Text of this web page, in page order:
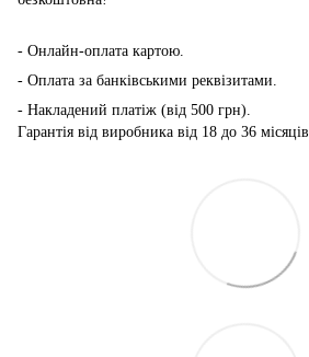
- Онлайн-оплата картою.
- Оплата за банківськими реквізитами.
- Накладений платіж (від 500 грн).
Гарантія від виробника від 18 до 36 місяців.